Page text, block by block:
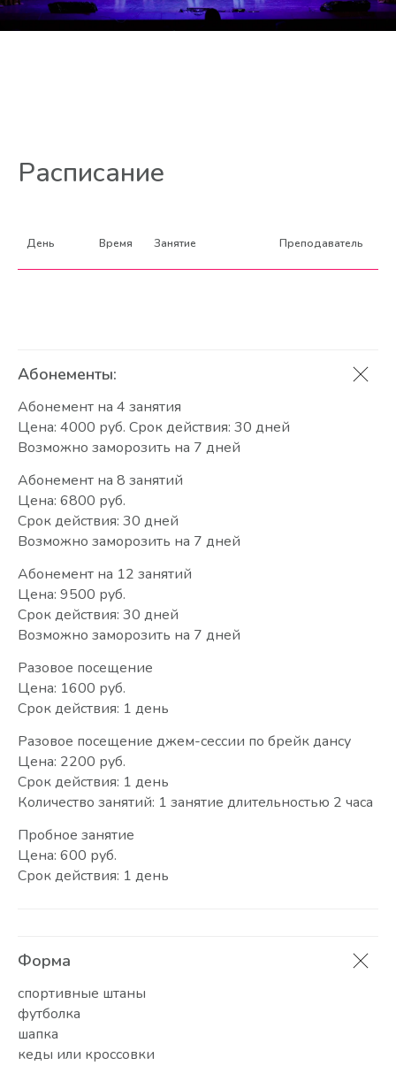
Расписание
День Время Занятие Преподаватель
Абонементы:
Абонемент на 4 занятия
Цена: 4000 руб. Срок действия: 30 дней
Возможно заморозить на 7 дней
Абонемент на 8 занятий
Цена: 6800 руб.
Срок действия: 30 дней
Возможно заморозить на 7 дней
Абонемент на 12 занятий
Цена: 9500 руб.
Срок действия: 30 дней
Возможно заморозить на 7 дней
Разовое посещение
Цена: 1600 руб.
Срок действия: 1 день
Разовое посещение джем-сессии по брейк дансу
Цена: 2200 руб.
Срок действия: 1 день
Количество занятий: 1 занятие длительностью 2 часа
Пробное занятие
Цена: 600 руб.
Срок действия: 1 день
Форма
спортивные штаны
футболка
шапка
кеды или кроссовки